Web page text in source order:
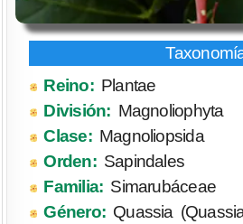
Reino:Plantae
División: Magnoliophyta
Clase:Magnoliopsida
Orden:Sapindales
Familia: Simarubáceae
Género: Quassia